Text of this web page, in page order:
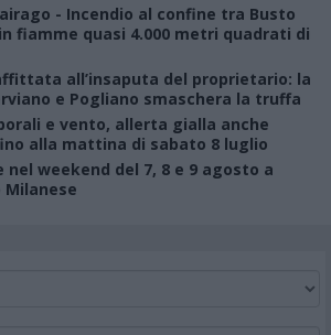
- Incendio al confine tra Busto
fiamme quasi 4.000 metri quadrati di
all’insaputa del proprietario: la
e Pogliano smaschera la truffa
e vento, allerta gialla anche
alla mattina di sabato 8 luglio
nel weekend del 7, 8 e 9 agosto a
Milanese